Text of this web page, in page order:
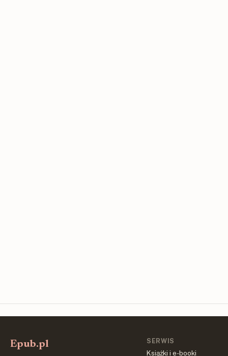
Epub.pl SERWIS
Książki i e-booki